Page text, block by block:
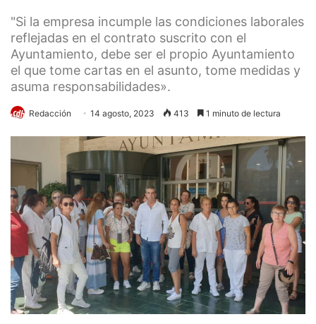
"Si la empresa incumple las condiciones laborales
reflejadas en el contrato suscrito con el
Ayuntamiento, debe ser el propio Ayuntamiento
el que tome cartas en el asunto, tome medidas y
asuma responsabilidades».
Redacción 14 agosto, 2023 413 1 minuto de lectura